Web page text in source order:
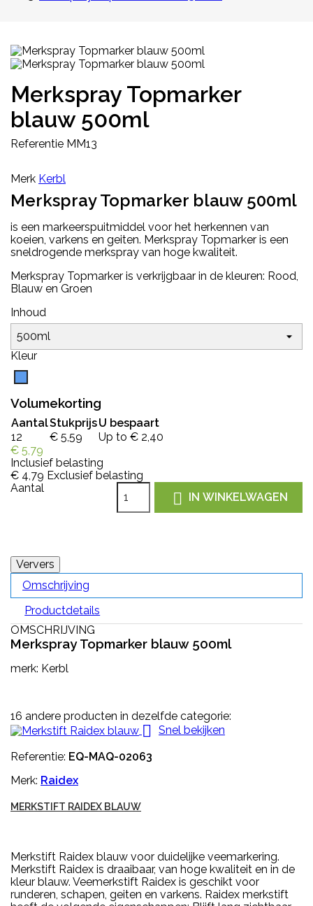
Merkspray Topmarker
blauw 500ml
Referentie MM13
Merk Kerbl
Merkspray Topmarker blauw 500ml
is een markeerspuitmiddel voor het herkennen van
koeien, varkens en geiten. Merkspray Topmarker is een
sneldrogende merkspray van hoge kwaliteit.
Merkspray Topmarker is verkrijgbaar in de kleuren: Rood,
Blauw en Groen
Inhoud
Kleur
Volumekorting
AantalStukprijsU bespaart
12
€ 5,59
Up to € 2,40
€ 5,79
Inclusief belasting
€ 4,79 Exclusief belasting
Aantal
 IN WINKELWAGEN
Omschrijving
Productdetails
OMSCHRIJVING
Merkspray Topmarker blauw 500ml
merk: Kerbl
16 andere producten in dezelfde categorie:
 Snel bekijken
Referentie: EQ-MAQ-02063
Merk: Raidex
MERKSTIFT RAIDEX BLAUW
Merkstift Raidex blauw voor duidelijke veemarkering.
Merkstift Raidex is draaibaar, van hoge kwaliteit en in de
kleur blauw. Veemerkstift Raidex is geschikt voor
runderen, schapen, geiten en varkens. Raidex merkstift